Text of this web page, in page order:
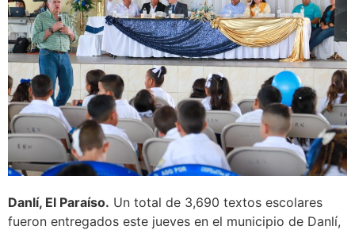
Danlí, El Paraíso. Un total de 3,690 textos escolares
fueron entregados este jueves en el municipio de Danlí,